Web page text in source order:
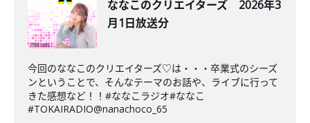
ななこのクリエイターズ 2026年3
月1日放送分
今回のななこのクリエイターズ♡は・・・卒業式のシーズ
ンということで、そんなテーマのお話や、ライブに行って
きた感想など！！#ななこラジオ#ななこ
#TOKAIRADIO@nanachoco_65